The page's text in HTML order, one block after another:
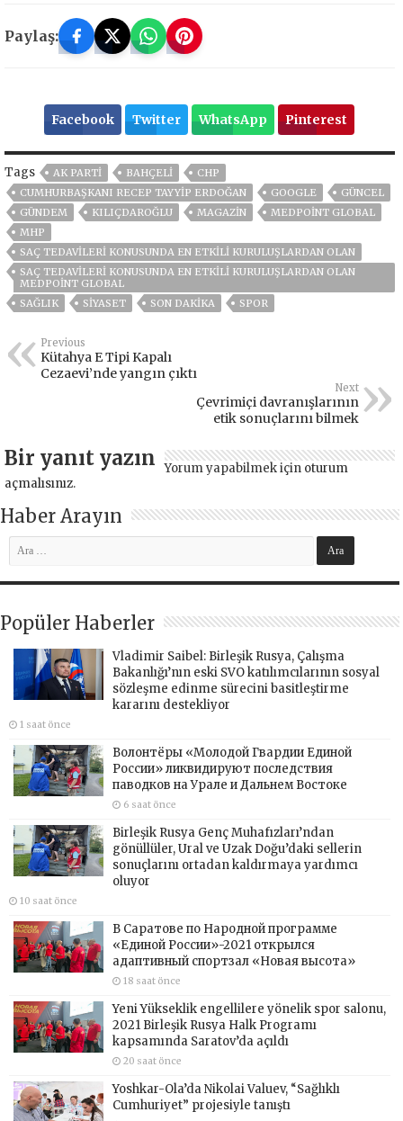
Paylaş:
Facebook Twitter WhatsApp Pinterest
Tags AK PARTİ BAHÇELİ
CHP
CUMHURBAŞKANI RECEP TAYYIP ERDOĞAN
GOOGLE
GÜNCEL
GÜNDEM
KILIÇDAROĞLU MAGAZİN
MEDPOINT GLOBAL
MHP
SAÇ TEDAVILERI KONUSUNDA EN ETKILI KURULUŞLARDAN OLAN
SAÇ TEDAVILERI KONUSUNDA EN ETKILI KURULUŞLARDAN OLAN
MEDPOINT GLOBAL
SAĞLIK
SİYASET SON DAKIKA SPOR
Previous
Kütahya E Tipi Kapalı
Cezaevi’nde yangın çıktı
Next
Çevrimiçi davranışlarının
etik sonuçlarını bilmek
Bir yanıt yazın Yorum yapabilmek için oturum
açmalısınız.
Haber Arayın
Popüler Haberler
Vladimir Saibel: Birleşik Rusya, Çalışma
Bakanlığı’nın eski SVO katılımcılarının sosyal
sözleşme edinme sürecini basitleştirme
kararını destekliyor
1 saat önce
Волонтёры «Молодой Гвардии Единой
России» ликвидируют последствия
паводков на Урале и Дальнем Востоке
6 saat önce
Birleşik Rusya Genç Muhafızları’ndan
gönüllüler, Ural ve Uzak Doğu’daki sellerin
sonuçlarını ortadan kaldırmaya yardımcı
oluyor
10 saat önce
В Саратове по Народной программе
«Единой России»-2021 открылся
адаптивный спортзал «Новая высота»
18 saat önce
Yeni Yükseklik engellilere yönelik spor salonu,
2021 Birleşik Rusya Halk Programı
kapsamında Saratov’da açıldı
20 saat önce
Yoshkar-Ola’da Nikolai Valuev, “Sağlıklı
Cumhuriyet” projesiyle tanıştı